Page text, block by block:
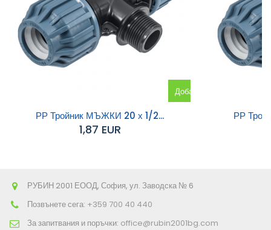
Добавяне
РР Тройник МЪЖКИ 20 х 1/2...
1,87 EUR
РР
РУБИН 2001 ЕООД, София, ул. Заводска № 6
Позвънете сега: +359 700 40 440
За запитвания и поръчки: office@rubin2001bg.com